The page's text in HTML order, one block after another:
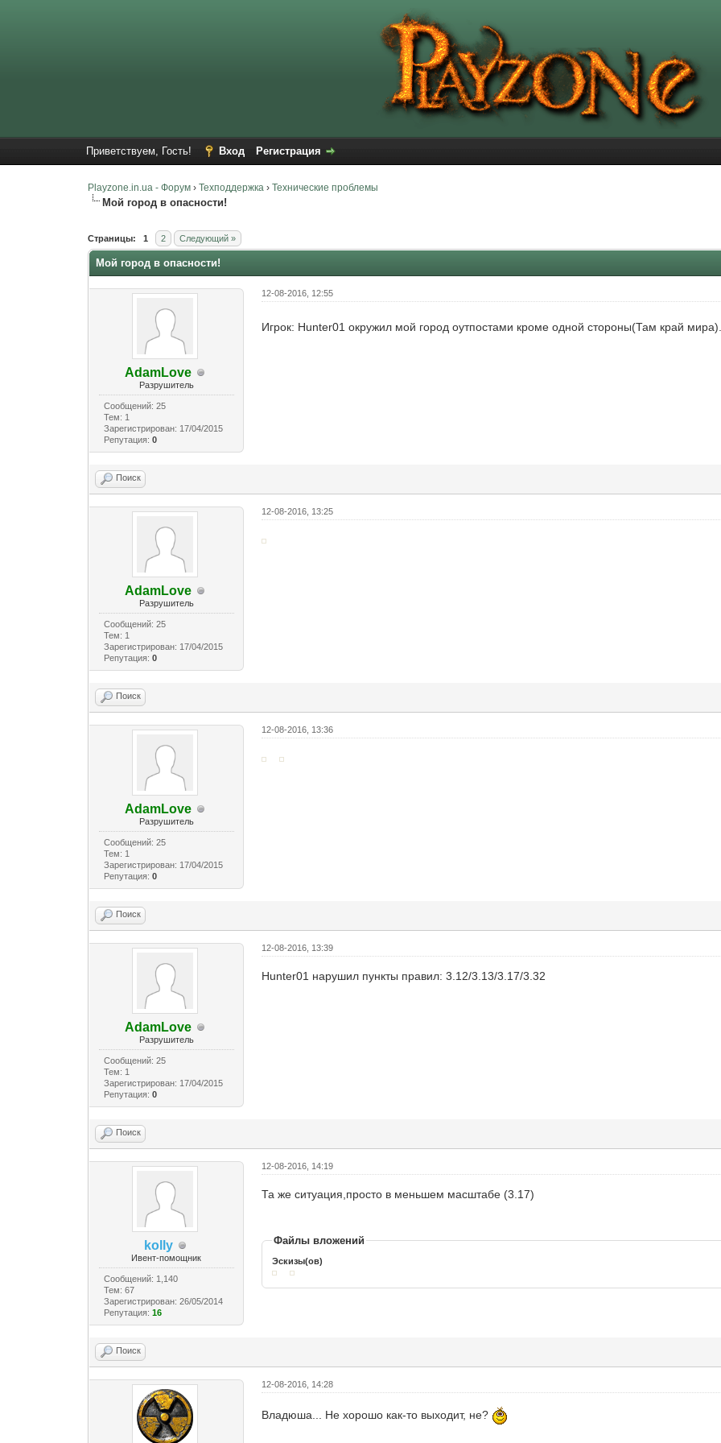
Приветствуем, Гость! Вход Регистрация
Playzone.in.ua - Форум ›Техподдержка ›Технические проблемы
Мой город в опасности!
Страницы: 1 2 Следующий »
Мой город в опасности!
AdamLove
Разрушитель
Сообщений: 25
Тем: 1
Зарегистрирован: 17/04/2015
Репутация: 0
12-08-2016, 12:55
Игрок: Hunter01 окружил мой город оутпостами кроме одной стороны(Там край
Поиск
AdamLove
Разрушитель
Сообщений: 25
Тем: 1
Зарегистрирован: 17/04/2015
Репутация: 0
12-08-2016, 13:25
Поиск
AdamLove
Разрушитель
Сообщений: 25
Тем: 1
Зарегистрирован: 17/04/2015
Репутация: 0
12-08-2016, 13:36
Поиск
AdamLove
Разрушитель
Сообщений: 25
Тем: 1
Зарегистрирован: 17/04/2015
Репутация: 0
12-08-2016, 13:39
Hunter01 нарушил пункты правил: 3.12/3.13/3.17/3.32
Поиск
kolly
Ивент-помощник
Сообщений: 1,140
Тем: 67
Зарегистрирован: 26/05/2014
Репутация: 16
12-08-2016, 14:19
Та же ситуация,просто в меньшем масштабе (3.17)
Файлы вложений
Эскизы(ов)
Поиск
12-08-2016, 14:28
Владюша... Не хорошо как-то выходит, не?